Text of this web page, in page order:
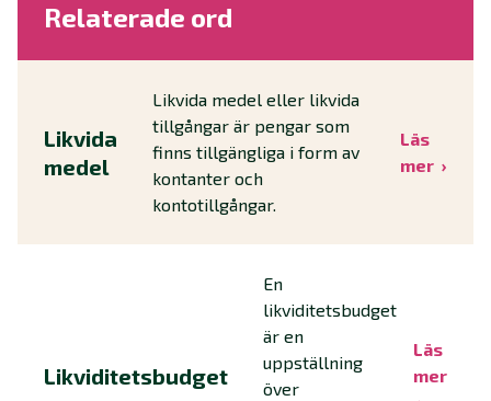
Relaterade ord
Likvida
medel
Likvida medel eller likvida
tillgångar är pengar som
finns tillgängliga i form av
kontanter och
kontotillgångar.
Läs
mer
Likviditetsbudget
En
likviditetsbudget
är en
uppställning
över
Läs
mer